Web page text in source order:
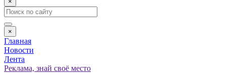
×
Главная
Новости
Лента
Реклама, знай своё место